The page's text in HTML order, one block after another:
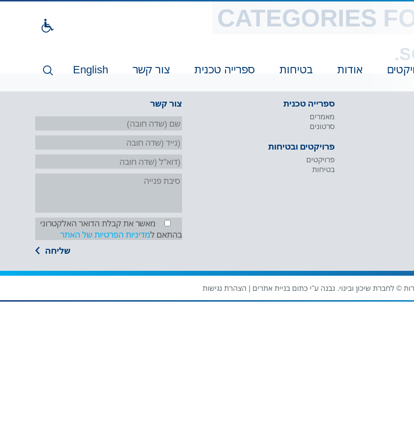
אודות בטיחות ספרייה טכנית צור קשר English
CATEGORIES
צור קשר
מאשר את קבלת הדואר האלקטרוני
בהתאם למדיניות הפרטיות של האתר
ספרייה טכנית
מאמרים
סרטונים
פרויקטים ובטיחות
פרויקטים
בטיחות
© לחברת שיכון ובינוי. נבנה ע"י כתוםבניית אתרים | הצהרת נגישות